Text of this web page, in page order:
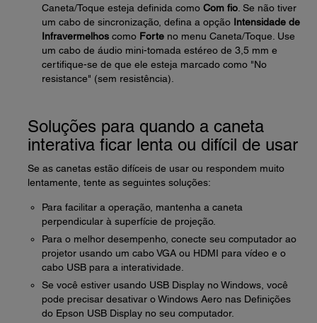
Caneta/Toque esteja definida como Com fio . Se não tiver
um cabo de sincronização, defina a opção Intensidade de
Infravermelhos como Forte no menu Caneta/Toque. Use
um cabo de áudio mini-tomada estéreo de 3,5 mm e
certifique-se de que ele esteja marcado como "No
resistance" (sem resistência).
Soluções para quando a caneta
interativa ficar lenta ou difícil de usar
Se as canetas estão difíceis de usar ou respondem muito
lentamente, tente as seguintes soluções:
Para facilitar a operação, mantenha a caneta
perpendicular à superfície de projeção.
Para o melhor desempenho, conecte seu computador ao
projetor usando um cabo VGA ou HDMI para vídeo e o
cabo USB para a interatividade.
Se você estiver usando USB Display no Windows, você
pode precisar desativar o Windows Aero nas Definições
do Epson USB Display no seu computador.